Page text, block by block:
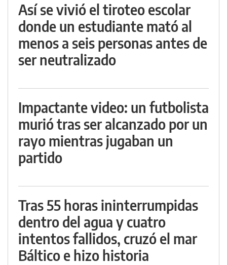
Así se vivió el tiroteo escolar
donde un estudiante mató al
menos a seis personas antes de
ser neutralizado
Impactante video: un futbolista
murió tras ser alcanzado por un
rayo mientras jugaban un
partido
Tras 55 horas ininterrumpidas
dentro del agua y cuatro
intentos fallidos, cruzó el mar
Báltico e hizo historia